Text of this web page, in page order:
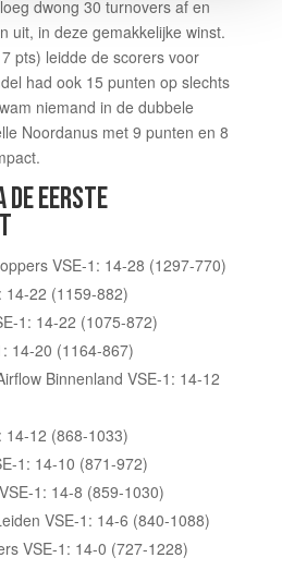
dwong 30 turnovers af en
uit, in deze gemakkelijke winst.
pts) leidde de scorers voor
had ook 15 punten op slechts
niemand in de dubbele
Noordanus met 9 punten en 8
EERSTE
VSE-1: 14-28 (1297-770)
14-22 (1159-882)
1: 14-22 (1075-872)
14-20 (1164-867)
Binnenland VSE-1: 14-12
14-12 (868-1033)
1: 14-10 (871-972)
1: 14-8 (859-1030)
VSE-1: 14-6 (840-1088)
VSE-1: 14-0 (727-1228)